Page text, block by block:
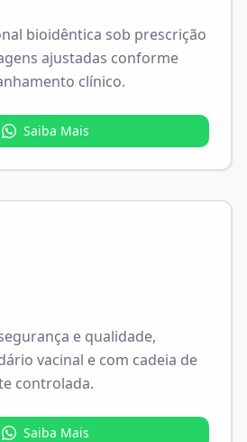
bioidêntica sob prescrição
ajustadas conforme
clínico.
Saiba Mais
e qualidade,
vacinal e com cadeia de
controlada.
Saiba Mais